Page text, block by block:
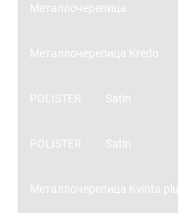
Металлочерепица
Металлочерепица Kredo
POLISTER
POLISTER
Satin
Satin
Металлочерепица Kvinta